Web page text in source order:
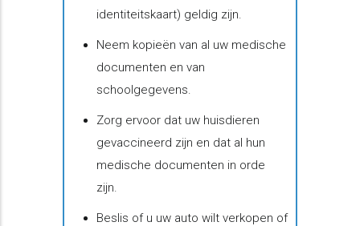
identiteitskaart) geldig zijn.
Neem kopieën van al uw medische
documenten en van
schoolgegevens.
Zorg ervoor dat uw huisdieren
gevaccineerd zijn en dat al hun
medische documenten in orde
zijn.
Beslis of u uw auto wilt verkopen of